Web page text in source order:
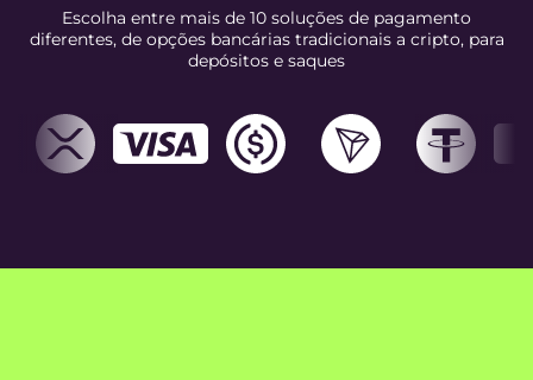
Escolha entre mais de 10 soluções de pagamento
diferentes, de opções bancárias tradicionais a cripto, para
depósitos e saques